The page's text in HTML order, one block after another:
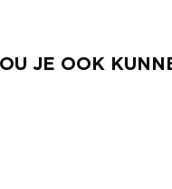
JE OOK